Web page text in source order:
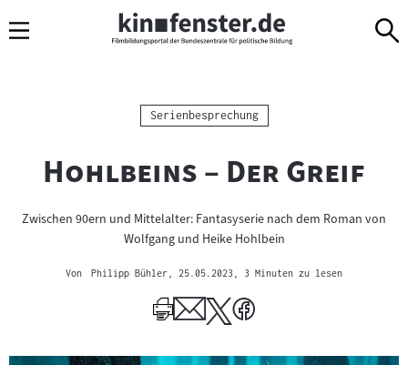
Navigation
zum
zur
Kategorie:
Serienbesprechung
"
Hohlbeins – Der Greif
Zwischen 90ern und Mittelalter: Fantasyserie nach dem Roman von
Wolfgang und Heike Hohlbein
Von Philipp Bühler , 25.05.2023 , 3 Minuten zu lesen